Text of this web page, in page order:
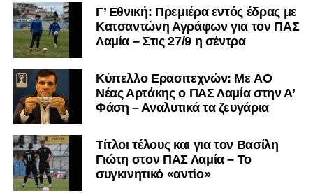
Αν η Λαμία συνεχίσει να μικραίνει τον εαυτό της, δεν θα
χρειαστεί κανείς άλλος να το κάνει.
Όταν αποφασίσει να συνειδητοποιήσει ότι είναι
μεγάλη, τότε η Γ’ Εθνική θα μοιάζει από μόνη της
πολύ μικρή.
Ακολουθήστε το lamiara.gr Google News για να
μαθαίνετε πρώτοι τα κυανόλευκα νέα στην Ελλάδα και τον
υπόλοιπο κόσμο. Ακολουθήστε το lamiara.gr στο
Facebook, στο Twitterκαι στο Instagram
μαθαίνετε σε χρόνο dt όλα τα νέα.
Γ’ Εθνική: Πρεμιέρα εντός έδρας με
Κατσαντώνη Αγράφων για τον ΠΑΣ
Λαμία – Στις 27/9 η σέντρα
Kύπελλο Ερασιτεχνών: Με AO
Nέας Αρτάκης ο ΠΑΣ Λαμία στην Α’
Φάση – Αναλυτικά τα ζευγάρια
Τίτλοι τέλους και για τον Βασίλη
Γιώτη στον ΠΑΣ Λαμία – Το
συγκινητικό «αντίο»